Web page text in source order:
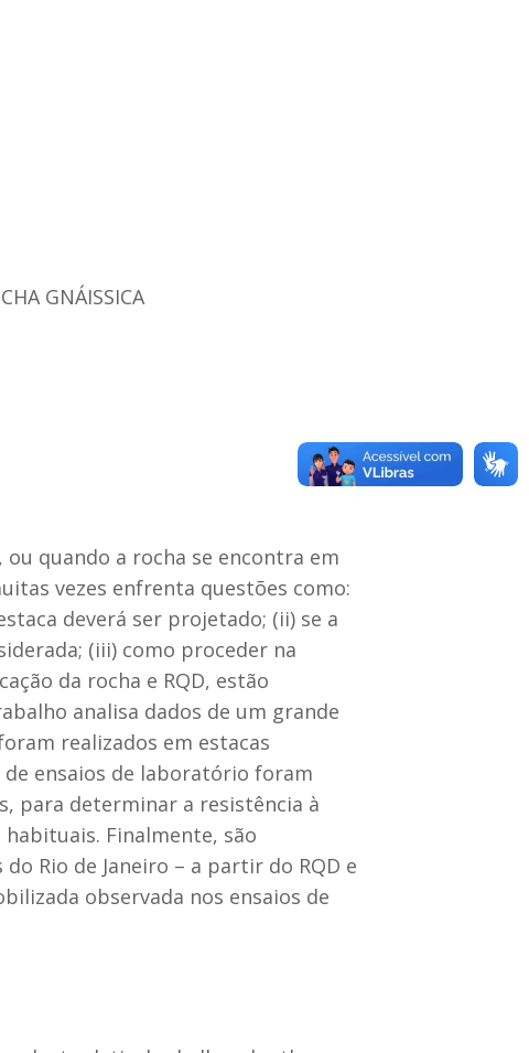
GNÁISSICA
ou quando a rocha se encontra em
vezes enfrenta questões como:
deverá ser projetado; (ii) se a
(iii) como proceder na
da rocha e RQD, estão
analisa dados de um grande
realizados em estacas
ensaios de laboratório foram
para determinar a resistência à
Finalmente, são
Rio de Janeiro – a partir do RQD e
observada nos ensaios de